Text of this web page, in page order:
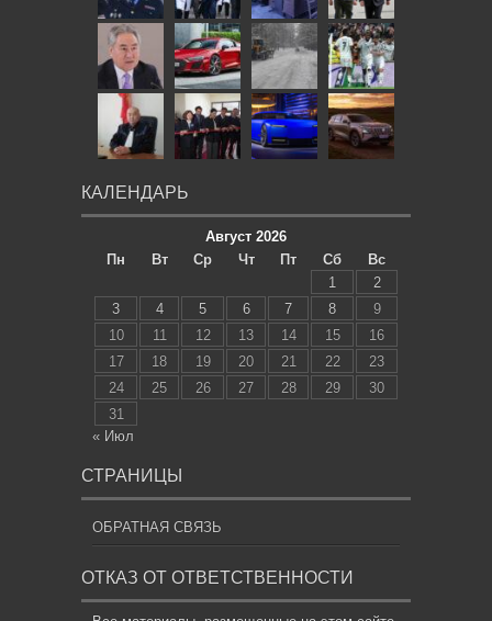
КАЛЕНДАРЬ
Август 2026
Пн
Вт Ср Чт Пт Сб
Вс
1
2
3
4 5 6 7 8
9
10
11 12 13 14 15
16
17
18 19 20 21 22
23
24
25 26 27 28 29
30
31
« Июл
СТРАНИЦЫ
ОБРАТНАЯ СВЯЗЬ
ОТКАЗ ОТ ОТВЕТСТВЕННОСТИ